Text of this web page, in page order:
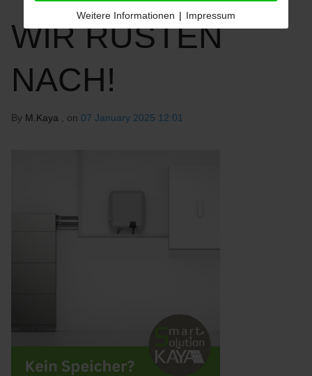
WIR RÜSTEN
NACH!
By M.Kaya , on 07 January 2025 12:01
Weitere Informationen | Impressum